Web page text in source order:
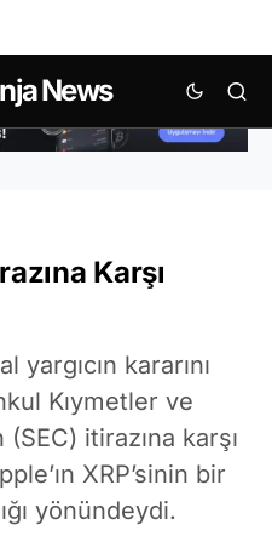
News
Karşı
kararını
Kıymetler ve
itirazına karşı
XRP’sinin bir
yönündeydi.